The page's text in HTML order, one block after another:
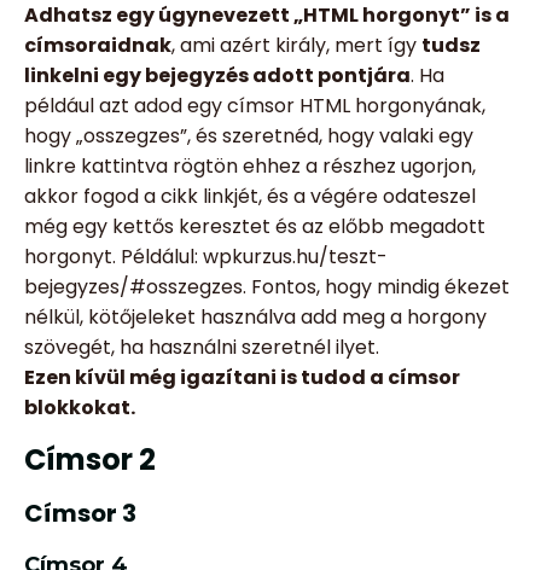
Adhatsz egy úgynevezett „HTML horgonyt” is a
címsoraidnak, ami azért király, mert így tudsz
linkelni egy bejegyzés adott pontjára. Ha
például azt adod egy címsor HTML horgonyának,
hogy „osszegzes”, és szeretnéd, hogy valaki egy
linkre kattintva rögtön ehhez a részhez ugorjon,
akkor fogod a cikk linkjét, és a végére odateszel
még egy kettős keresztet és az előbb megadott
horgonyt. Példálul: wpkurzus.hu/teszt-
bejegyzes/#osszegzes. Fontos, hogy mindig ékezet
nélkül, kötőjeleket használva add meg a horgony
szövegét, ha használni szeretnél ilyet.
Ezen kívül még igazítani is tudod a címsor
blokkokat.
Címsor 2
Címsor 3